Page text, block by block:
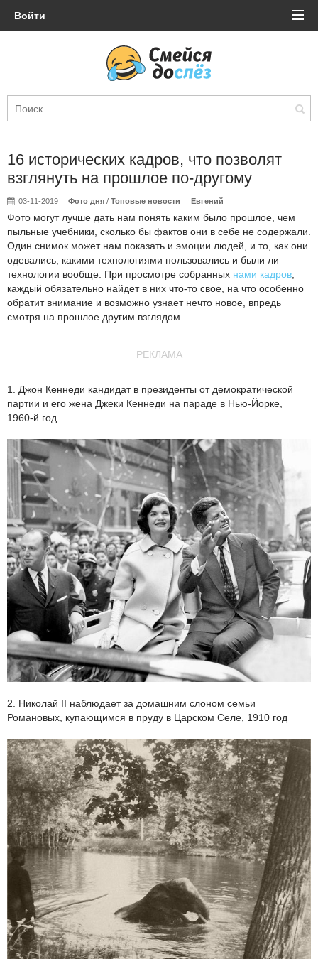
Войти
16 исторических кадров, что позволят
взглянуть на прошлое по-другому
03-11-2019 Фото дня /Топовые новости Евгений
Фото могут лучше дать нам понять каким было прошлое, чем
пыльные учебники, сколько бы фактов они в себе не содержали.
Один снимок может нам показать и эмоции людей, и то, как они
одевались, какими технологиями пользовались и были ли
технологии вообще. При просмотре собранных нами кадров
каждый обязательно найдет в них что-то свое, на что особенно
обратит внимание и возможно узнает нечто новое, впредь
смотря на прошлое другим взглядом.
РЕКЛАМА
1. Джон Кеннеди кандидат в президенты от демократической
партии и его жена Джеки Кеннеди на параде в Нью-Йорке,
1960-й год
2. Николай II наблюдает за домашним слоном семьи
Романовых, купающимся в пруду в Царском Селе, 1910 год